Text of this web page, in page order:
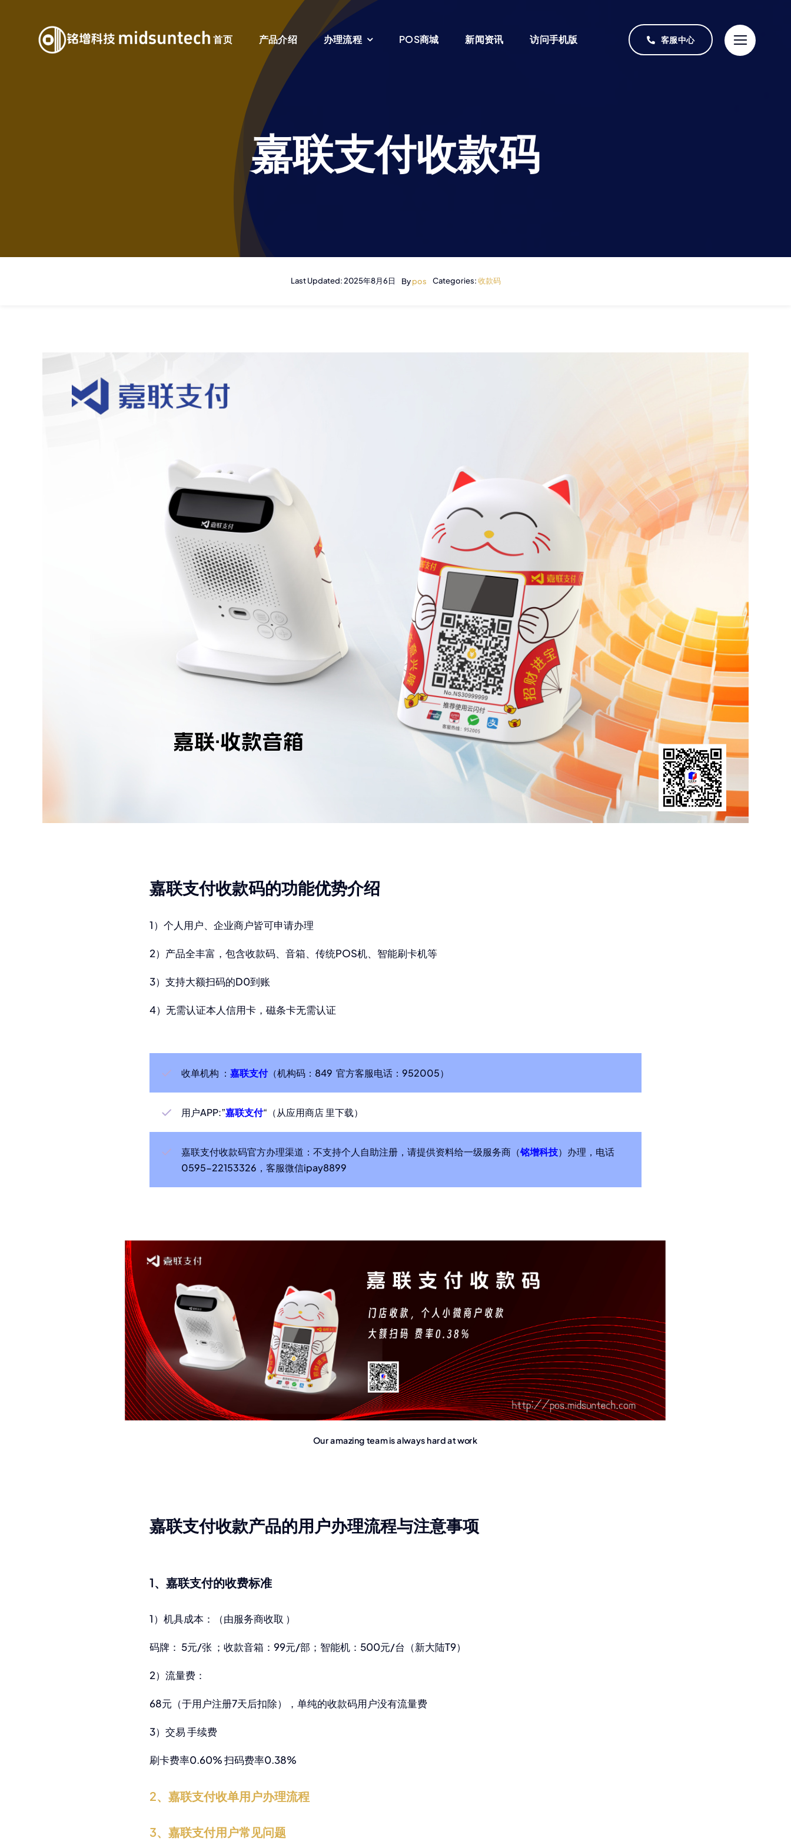
首页 产品介绍 办理流程 POS商城 新闻资讯 访问手机版 客服中心
嘉联支付收款码
Last Updated: 2025年8月6日 Bypos Categories:收款码
嘉联支付收款码的功能优势介绍
1）个人用户、企业商户皆可申请办理
2）产品全丰富，包含收款码、音箱、传统POS机、智能刷卡机等
3）支持大额扫码的D0到账
4）无需认证本人信用卡，磁条卡无需认证
收单机构 ： 嘉联支付（机构码：849 官方客服电话：952005）
用户APP:”嘉联支付“（从应用商店 里下载）
嘉联支付收款码官方办理渠道：不支持个人自助注册，请提供资料给一级服务商（铭增科技）办理，电话
0595-22153326，客服微信ipay8899
Our amazing team is always hard at work
嘉联支付收款产品的用户办理流程与注意事项
1、嘉联支付的收费标准
1）机具成本：（由服务商收取 ）
码牌： 5元/张 ；收款音箱：99元/部；智能机：500元/台（新大陆T9）
2）流量费：
68元（于用户注册7天后扣除），单纯的收款码用户没有流量费
3）交易 手续费
刷卡费率0.60% 扫码费率0.38%
2、嘉联支付收单用户办理流程
3、嘉联支付用户常见问题